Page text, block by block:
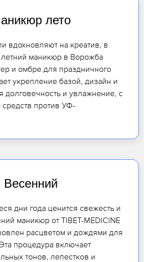
лето
вдохновляют на креатив, в
летний маникюр в Ворожба
и омбре для праздничного
укрепление базой, дизайн и
долговечность и увлажнение, с
против УФ-
Весенний
дни года ценится свежесть и
маникюр от TIBET-MEDICINE
расцветом и дождями для
процедура включает
тонов, лепестков и